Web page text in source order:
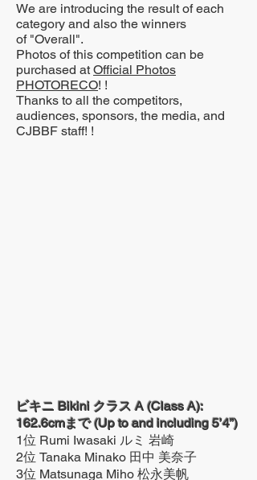
We are introducing the result of each
category and also the winners
of "Overall".
Photos of this competition can be
purchased at Official Photos
PHOTORECO! !
Thanks to all the competitors,
audiences, sponsors, the media, and
CJBBF staff! !
ビキニ Bikini クラス A (Class A):
162.6cmまで (Up to and including 5’4”)
1位 Rumi Iwasaki ルミ 岩崎
2位 Tanaka Minako 田中 美奈子
3位 Matsunaga Miho 松永美帆